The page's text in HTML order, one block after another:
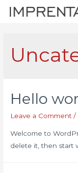
Hello
Leave a Comment /
Welcome to
delete it, then start